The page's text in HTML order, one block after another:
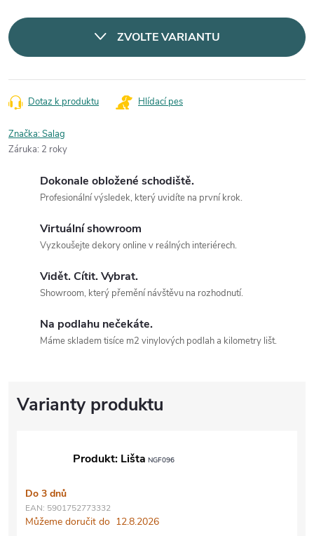
ZVOLTE VARIANTU
Dotaz k produktu Hlídací pes
Značka:Salag
Záruka: 2 roky
Dokonale obložené schodiště.
Profesionální výsledek, který uvidíte na první krok.
Virtuální showroom
Vyzkoušejte dekory online v reálných interiérech.
Vidět. Cítit. Vybrat.
Showroom, který přemění návštěvu na rozhodnutí.
Na podlahu nečekáte.
Máme skladem tisíce m2 vinylových podlah a kilometry lišt.
Produkt: Lišta NGF096
Do 3 dnů
EAN: 5901752773332
Můžeme doručit do 12.8.2026